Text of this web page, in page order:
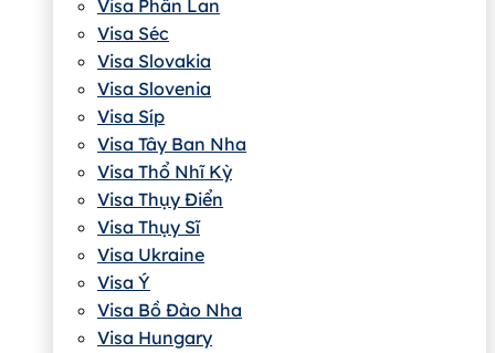
Visa Phần Lan
Visa Séc
Visa Slovakia
Visa Slovenia
Visa Síp
Visa Tây Ban Nha
Visa Thổ Nhĩ Kỳ
Visa Thụy Điển
Visa Thụy Sĩ
Visa Ukraine
Visa Ý
Visa Bồ Đào Nha
Visa Hungary